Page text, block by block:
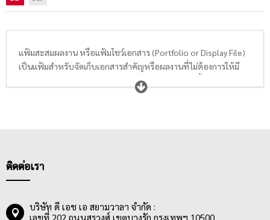
แฟ้มสะสมผลงาน หรือแฟ้มโชว์เอกสาร (Portfolio or Display File)
เป็นแฟ้มสำหรับจัดเก็บเอกสารสำคัญหรือผลงานที่ไม่ต้องการให้มี
การเจาะกระดาษทำให้เอกสารเสียหาย แฟ้มประเภทนี้จะมีลักษณะ
เป็นแฟ้มห่วงกลมหรือแฟ้มห่วงตัว D มีตั้งแต่ 2, 3 และ 4 ห่วง โดยจะ
Durastrib หนาพิเศษ ทำให้ซองใสของแฟ้มสะสมผลงานตราช้าง มี
ปก One Piece Board ไร้รอยต่อ เพิ่มความคงทนต่อการเปิด-ปิดได้
ติดต่อเรา
บริษัท ดี เอช เอ สยามวาลา จำกัด :